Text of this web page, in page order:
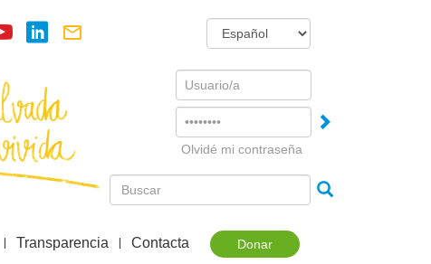
Username
Olvidé mi contraseña
Donar
Transparencia Contacta